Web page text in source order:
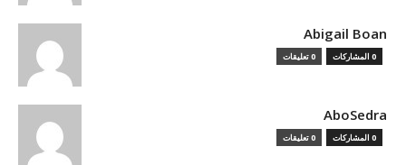
Abigail Boan
0 المشاركات 0 تعليقات
AboSedra
0 المشاركات 0 تعليقات